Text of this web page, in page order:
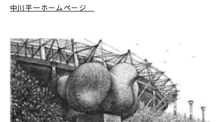
中川平一ホームページ